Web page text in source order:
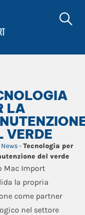
LA
VERDE
News-Tecnologia per
del verde
Mac Import
la propria
come partner
nel settore